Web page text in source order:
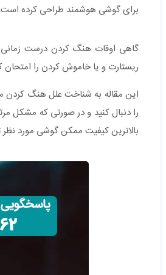
برای گوشی هوشمند طراحی کرده
گاهی اوقات هنگ کردن درست زمانی
ریستارت و یا خاموش کردن را امتحان
این مقاله به شناخت علل هنگ کردن
را دنبال کنید و در صورتی که مشکل
بالاترین کیفیت ممکن گوشی مورد نظر